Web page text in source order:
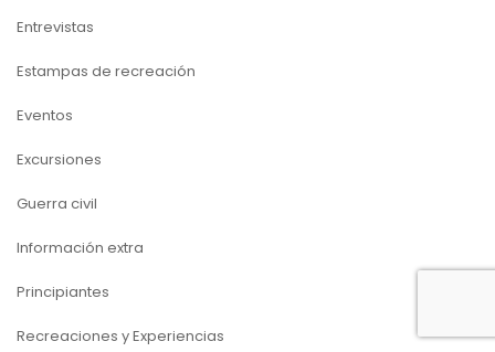
Entrevistas
Estampas de recreación
Eventos
Excursiones
Guerra civil
Información extra
Principiantes
Recreaciones y Experiencias